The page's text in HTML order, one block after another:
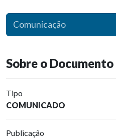
Comunicação
Sobre o Documento
Tipo
COMUNICADO
Publicação